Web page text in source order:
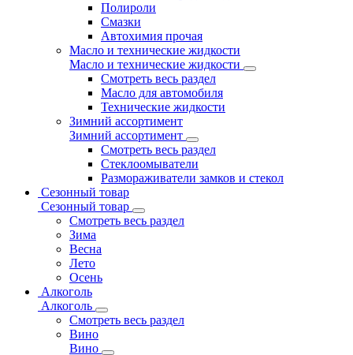
Полироли
Смазки
Автохимия прочая
Масло и технические жидкости
Масло и технические жидкости
Смотреть весь раздел
Масло для автомобиля
Технические жидкости
Зимний ассортимент
Зимний ассортимент
Смотреть весь раздел
Стеклоомыватели
Размораживатели замков и стекол
Сезонный товар
Сезонный товар
Смотреть весь раздел
Зима
Весна
Лето
Осень
Алкоголь
Алкоголь
Смотреть весь раздел
Вино
Вино